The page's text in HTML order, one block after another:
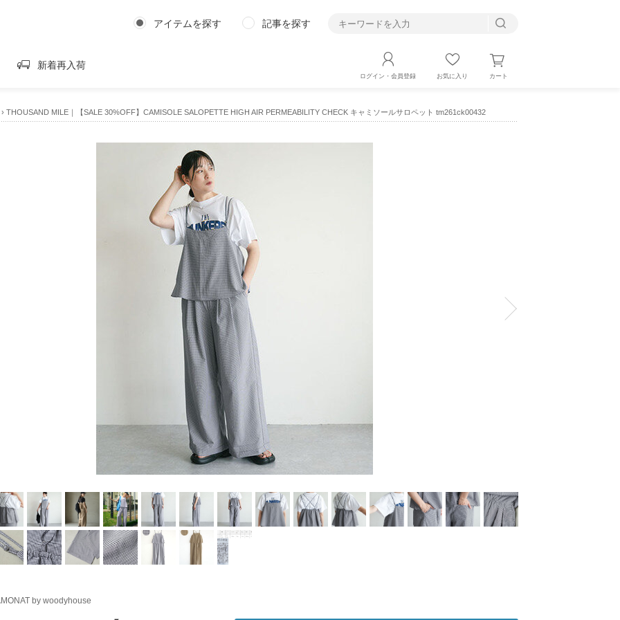
アイテムを探す 記事を探す
新着再入荷
ログイン・会員登録 お気に入り カート
› THOUSAND MILE｜【SALE 30%OFF】CAMISOLE SALOPETTE HIGH AIR PERMEABILITY CHECK キャミソールサロペット tm261ck00432
by woodyhouse